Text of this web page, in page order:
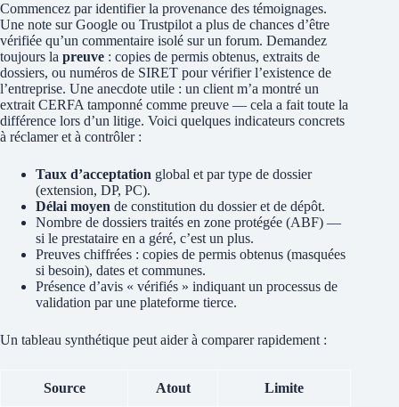
Commencez par identifier la provenance des témoignages.
Une note sur Google ou Trustpilot a plus de chances d’être
vérifiée qu’un commentaire isolé sur un forum. Demandez
toujours la preuve : copies de permis obtenus, extraits de
dossiers, ou numéros de SIRET pour vérifier l’existence de
l’entreprise. Une anecdote utile : un client m’a montré un
extrait CERFA tamponné comme preuve — cela a fait toute la
différence lors d’un litige. Voici quelques indicateurs concrets
à réclamer et à contrôler :
Taux d’acceptation global et par type de dossier
(extension, DP, PC).
Délai moyen de constitution du dossier et de dépôt.
Nombre de dossiers traités en zone protégée (ABF) —
si le prestataire en a géré, c’est un plus.
Preuves chiffrées : copies de permis obtenus (masquées
si besoin), dates et communes.
Présence d’avis « vérifiés » indiquant un processus de
validation par une plateforme tierce.
Un tableau synthétique peut aider à comparer rapidement :
Source Atout Limite